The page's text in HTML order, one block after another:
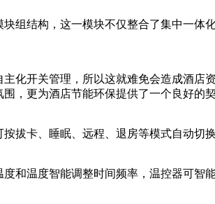
结构，这一模块不仅整合了集中一体
开关管理，所以这就难免会造成酒店
，更为酒店节能环保提供了一个良好的契
、睡眠、远程、退房等模式自动切换
温度智能调整时间频率，温控器可智